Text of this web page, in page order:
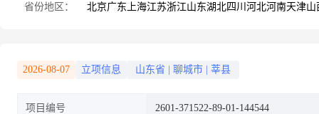
省份地区： 北京广东 上海江苏浙江山东湖北四川 河北河南天津山
2026-08-07 立项信息 山东省 聊城市 莘县
项目编号 2601-371522-89-01-144544